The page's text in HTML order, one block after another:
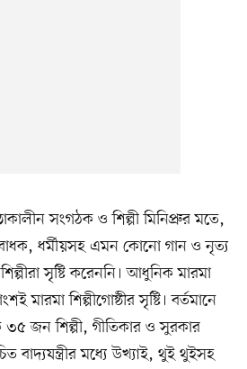
সংগঠক ও শিল্পী মিনিপ্রুর মতে,
ধর্মীয়সহ এমন কোনো গান ও নৃত্য
সৃষ্টি করেননি। আধুনিক মারমা
মারমা শিল্পীগোষ্ঠীর সৃষ্টি। বর্তমানে
জন শিল্পী, গীতিকার ও সুরকার
বাদ্যযন্ত্রীর মধ্যে উখ্যাই, থুই থুইসহ